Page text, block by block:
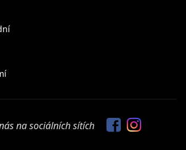
na sociálních sítích